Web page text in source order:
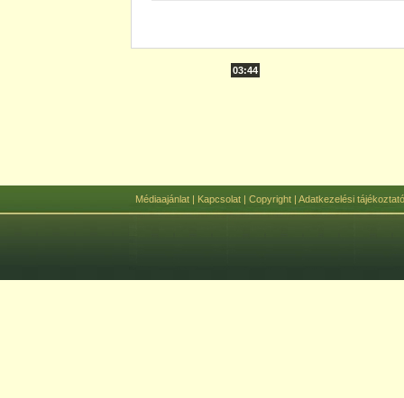
03:44
Médiaajánlat| Kapcsolat| Copyright| Adatkezelési tájékoztató